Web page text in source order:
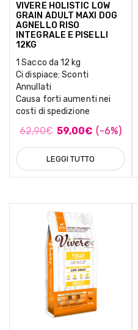
VIVERE HOLISTIC LOW
GRAIN ADULT MAXI DOG
AGNELLO RISO
INTEGRALE E PISELLI
12KG
1 Sacco da 12 kg
Ci dispiace: Sconti
Annullati
Causa forti aumenti nei
costi di spedizione
62,90€ 59,00€ (-6%)
LEGGI TUTTO